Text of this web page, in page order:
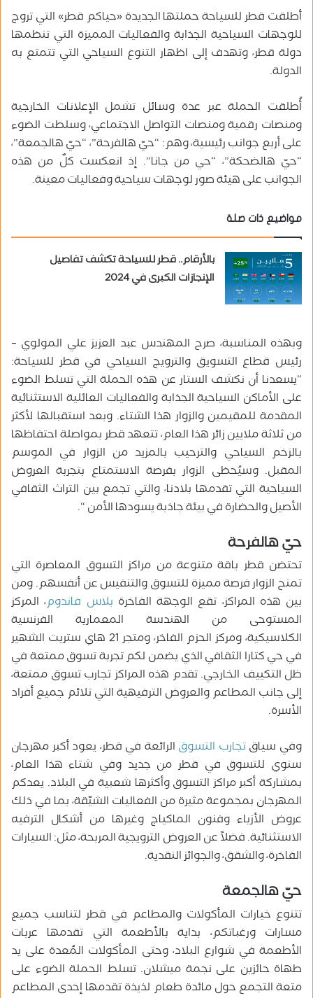
أطلقت قطر للسياحة حملتها الجديدة «حياكم قطر» التي تروج
للوجهات السياحية الجذابة والفعاليات المميزة التي تنظمها
دولة قطر، وتهدف إلى اظهار التنوع السياحي التي تتمتع به
الدولة.
أُطلقت الحملة عبر عدة وسائل تشمل الإعلانات الخارجية
ومنصات رقمية ومنصات التواصل الاجتماعي، وسلطت الضوء
على أربع جوانب رئيسية، وهم: “حيّ هالفرحة”، “حيّ هالجمعة”،
“حيّ هالضحكة”، “حي من جانا”. إذ انعكست كلٌ من هذه
الجوانب على هيئة صور لوجهات سياحية وفعاليات معينة.
مواضيع ذات صلة
بالأرقام.. قطر للسياحة تكشف تفاصيل
الإنجازات الكبرى في 2024
وبهذه المناسبة، صرح المهندس عبد العزيز علي المولوي –
رئيس قطاع التسويق والترويج السياحي في قطر للسياحة:
“يسعدنا أن نكشف الستار عن هذه الحملة التي تسلط الضوء
على الأماكن السياحية الجذابة والفعاليات العائلية الاستثنائية
المقدمة للمقيمين والزوار هذا الشتاء. وبعد استقبالها لأكثر
من ثلاثة ملايين زائر هذا العام، تتعهد قطر بمواصلة احتفاظها
بالزخم السياحي والترحيب بالمزيد من الزوار في الموسم
المقبل. وسيُحظى الزوار بفرصة الاستمتاع بتجربة العروض
السياحية التي تقدمها بلادنا، والتي تجمع بين التراث الثقافي
الأصيل والحضارة في بيئة جاذبة يسودها الأمن “.
حيّ هالفرحة
تحتضن قطر باقة متنوعة من مراكز التسوق المعاصرة التي
تمنح الزوار فرصة مميزة للتسوق والتنفيس عن أنفسهم. ومن
بين هذه المراكز، تقع الوجهة الفاخرة بلاس فاندوم، المركز
المستوحى من الهندسة المعمارية الفرنسية
الكلاسيكية، ومركز الحزم الفاخر، ومتجر 21 هاي ستريت الشهير
في حي كتارا الثقافي الذي يضمن لكم تجربة تسوق ممتعة في
ظل التكييف الخارجي. تقدم هذه المراكز تجارب تسوق ممتعة،
إلى جانب المطاعم والعروض الترفيهية التي تلائم جميع أفراد
الأسرة.
وفي سياقتجارب التسوق الرائعة في قطر، يعود أكبر مهرجان
سنوي للتسوق في قطر من جديد وفي شتاء هذا العام،
بمشاركة أكبر مراكز التسوق وأكثرها شعبية في البلاد. يعدكم
المهرجان بمجموعة مثيرة من الفعاليات الشيّقة، بما في ذلك
عروض الأزياء وفنون الماكياج وغيرها من أشكال الترفيه
الاستثنائية. فضلاً عن العروض الترويجية المربحة، مثل: السيارات
الفاخرة، والشقق، والجوائز النقدية.
حيّ هالجمعة
تتنوع خيارات المأكولات والمطاعم في قطر لتناسب جميع
مسارات ورغباتكم، بداية بالأطعمة التي تقدمها عربات
الأطعمة في شوارع البلاد، وحتى المأكولات المُعدة على يد
طهاة حائزين على نجمة ميشلان. تسلط الحملة الضوء على
متعة التجمع حول مائدة طعام لذيذة تقدمها إحدى المطاعم